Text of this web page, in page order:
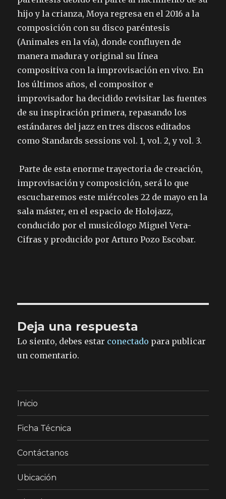
hijo y la crianza, Moya regresa en el 2016 a la
composición con su disco paréntesis
(Animales en la vía), donde confluyen de
manera madura y original su línea
compositiva con la improvisación en vivo. En
los últimos años, el compositor e
improvisador ha decidido revisitar las fuentes
de su inspiración primera, repasando los
estándares del jazz en tres discos editados
como Standards sessions vol. 1, vol. 2, y vol. 3.
Parte de esta enorme trayectoria de creación,
improvisación y composición, será lo que
escucharemos este miércoles 22 de mayo en la
sala máster, en el espacio de Holojazz,
conducido por el musicólogo Miguel Vera-
Cifras y producido por Arturo Pozo Escobar.
Deja una respuesta
Lo siento, debes estar conectado para publicar
un comentario.
Inicio
Ficha Técnica
Contáctanos
Ubicación